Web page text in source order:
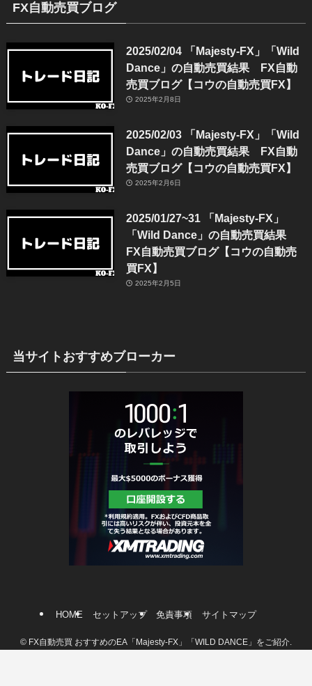
FX自動売買ブログ
2025/02/04 「Majesty-FX」「Wild
Dance」の自動売買結果 FX自動
売買ブログ【コウの自動売買FX】
2025年2月8日
2025/02/03 「Majesty-FX」「Wild
Dance」の自動売買結果 FX自動
売買ブログ【コウの自動売買FX】
2025年2月6日
2025/01/27~31 「Majesty-FX」
「Wild Dance」の自動売買結果
FX自動売買ブログ【コウの自動売
買FX】
2025年2月5日
当サイトおすすめブローカー
HOME セットアップ 免責事項 サイトマップ
© FX自動売買 おすすめのEA「Majesty-FX」「WILD DANCE」をご紹介.